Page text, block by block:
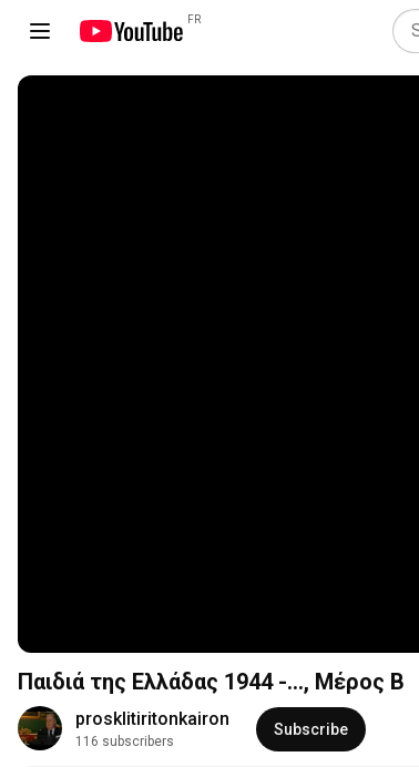
FR
Παιδιά της Ελλάδας 1944 -..., Μέρος Β
prosklitiritonkairon
116 subscribers
Subscribe